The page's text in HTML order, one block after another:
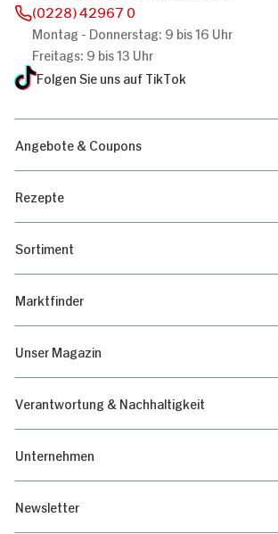
(0228) 42967 0
Montag - Donnerstag: 9 bis 16 Uhr
Freitags: 9 bis 13 Uhr
Folgen Sie uns auf TikTok
Angebote & Coupons
Rezepte
Sortiment
Marktfinder
Unser Magazin
Verantwortung & Nachhaltigkeit
Unternehmen
Newsletter